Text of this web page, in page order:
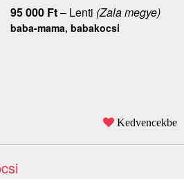
95 000 Ft– Lenti (Zala megye)
baba-mama, babakocsi
Kedvencekbe